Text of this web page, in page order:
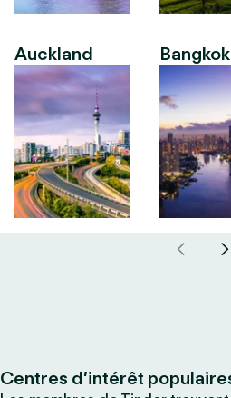
Auckland Bangkok
Centres d’intérêt